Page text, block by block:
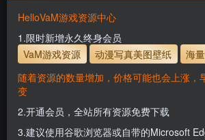
主流网盘——高速下载
支付页面打不开或支付后不跳转
使用方法
解压后，放进文件夹
HelloVaM游戏资源中心
1.限时新增永久终身会员
VaM游戏资源
动漫写真美图壁纸
海
随着资源的数量增加，价格可能也会上涨，
变
2.开通会员，全站所有资源免费下载
3.建议使用谷歌浏览器或自带的Microsoft